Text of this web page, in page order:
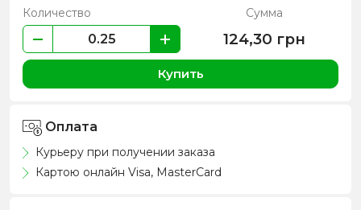
Количество Сумма
124,30 грн
Купить
Оплата
Курьеру при получении заказа
Картою онлайн Visa, MasterCard